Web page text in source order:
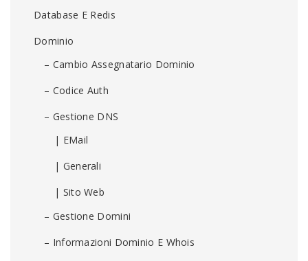
Database E Redis
Dominio
– Cambio Assegnatario Dominio
– Codice Auth
– Gestione DNS
| EMail
| Generali
| Sito Web
– Gestione Domini
– Informazioni Dominio E Whois